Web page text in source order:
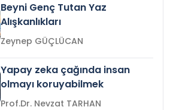
Beyni Genç Tutan Yaz
Alışkanlıkları
Zeynep GÜÇLÜCAN
Yapay zeka çağında insan
olmayı koruyabilmek
Prof.Dr. Nevzat TARHAN